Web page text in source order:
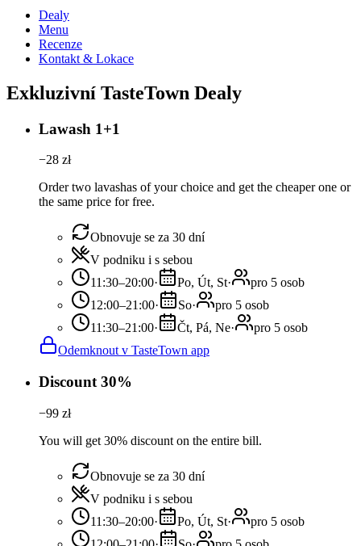
Dealy
Menu
Recenze
Kontakt & Lokace
Exkluzivní TasteTown Dealy
Lawash 1+1
−28 zł
Order two lavashas of your choice and get the cheaper one or
the same price for free.
Obnovuje se za 30 dní
V podniku i s sebou
11:30–20:00· Po, Út, St·
pro 5 osob
12:00–21:00· So·
pro 5 osob
11:30–21:00· Čt, Pá, Ne·
pro 5 osob
Odemknout v TasteTown app
Discount 30%
−99 zł
You will get 30% discount on the entire bill.
Obnovuje se za 30 dní
V podniku i s sebou
11:30–20:00· Po, Út, St·
pro 5 osob